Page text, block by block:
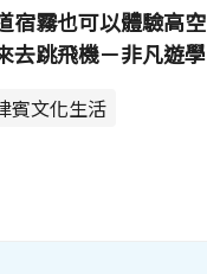
宿霧也可以體驗高空
去跳飛機－非凡遊學
賓文化生活